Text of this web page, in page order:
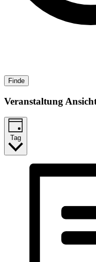
Finde
Veranstaltung
Tag